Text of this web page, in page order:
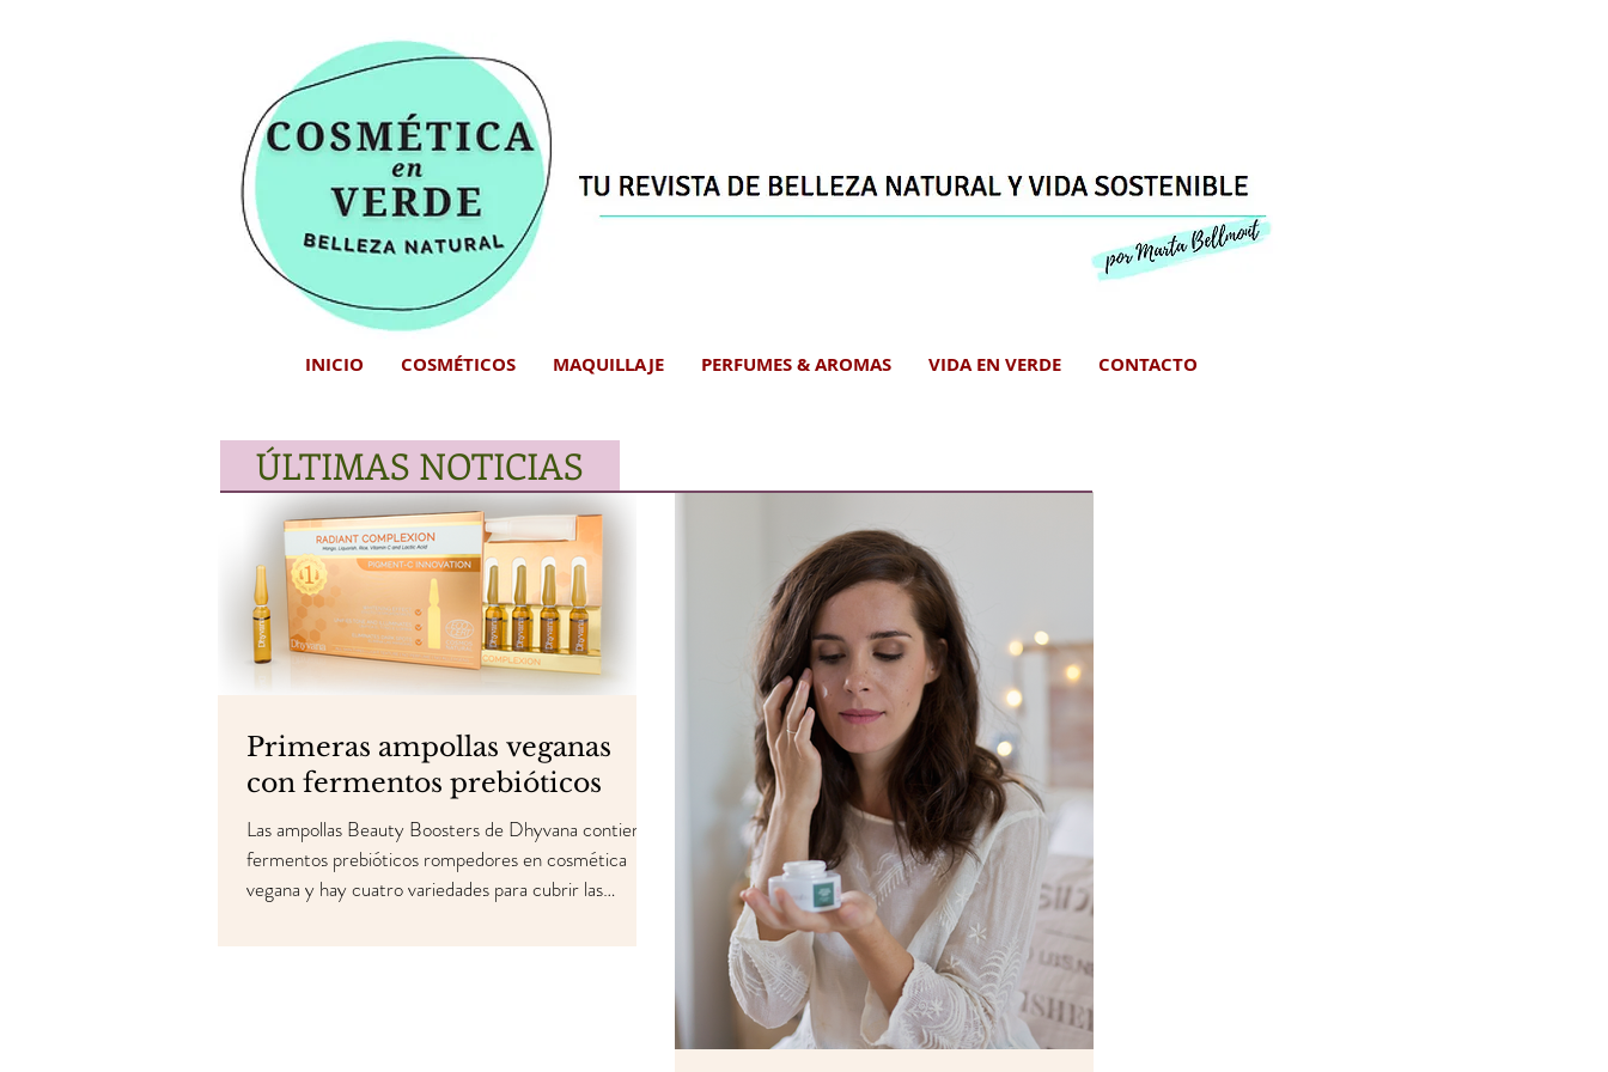
INICIO COSMÉTICOS MAQUILLAJE PERFUMES & AROMAS VIDA EN VERDE CONTACTO
ÚLTIMAS NOTICIAS
Primeras ampollas veganas
con fermentos prebióticos
Las ampollas Beauty Boosters de Dhyvana contienen
fermentos prebióticos rompedores en cosmética
vegana y hay cuatro variedades para cubrir las